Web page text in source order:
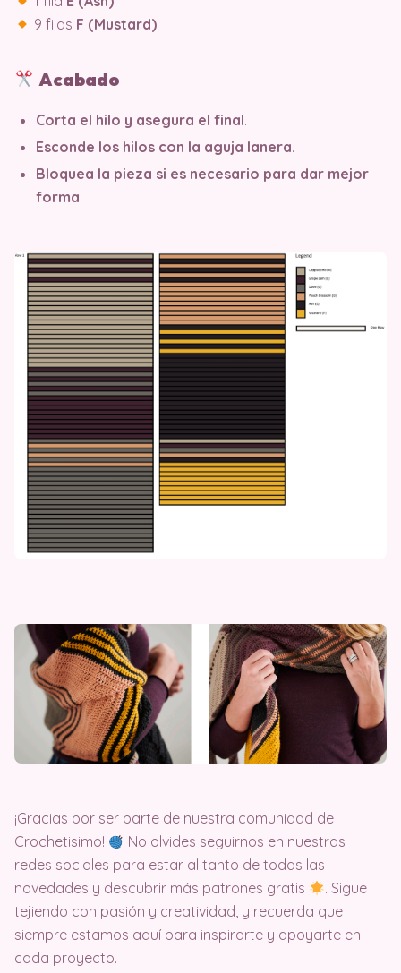
9 filas F (Mustard)
Acabado
Corta el hilo y asegura el final.
Esconde los hilos con la aguja lanera.
Bloquea la pieza si es necesario para dar mejor
forma.
¡Gracias por ser parte de nuestra comunidad de
Crochetisimo!
No olvides seguirnos en nuestras
redes sociales para estar al tanto de todas las
novedades y descubrir más patrones gratis
. Sigue
tejiendo con pasión y creatividad, y recuerda que
siempre estamos aquí para inspirarte y apoyarte en
cada proyecto.